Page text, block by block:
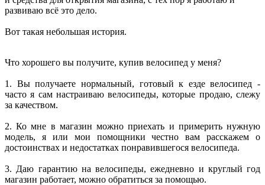
развиваю всё это дело.
Вот такая небольшая история.
Что хорошего вы получите, купив велосипед у меня?
1. Вы получаете нормальный, готовый к езде велосипед -
часто я сам настраиваю велосипеды, которые продаю, слежу
за качеством.
2. Ко мне в магазин можно приехать и примерить нужную
модель, я или мои помощники честно вам расскажем о
достоинствах и недостатках понравившегося велосипеда.
3. Даю гарантию на велосипеды, ежедневно и круглый год
магазин работает, можно обратиться за помощью.